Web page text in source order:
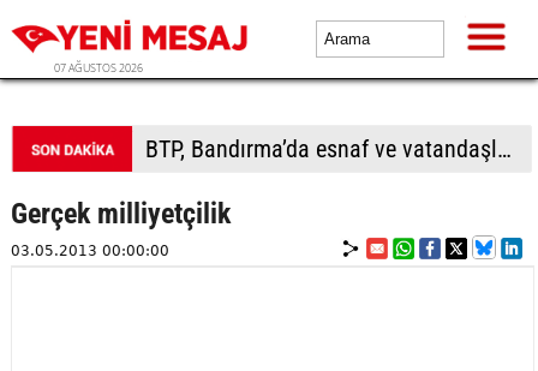
07 AĞUSTOS 2026
BTP, Bandırma’da esnaf ve vatandaşla buluştu
Gerçek milliyetçilik
03.05.2013 00:00:00